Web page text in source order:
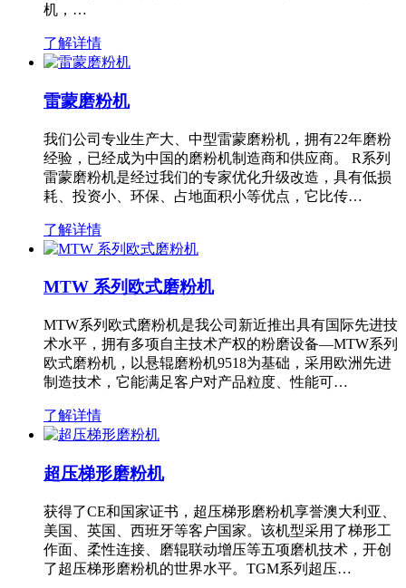
机，…
了解详情
雷蒙磨粉机
我们公司专业生产大、中型雷蒙磨粉机，拥有22年磨粉
经验，已经成为中国的磨粉机制造商和供应商。 R系列
雷蒙磨粉机是经过我们的专家优化升级改造，具有低损
耗、投资小、环保、占地面积小等优点，它比传…
了解详情
MTW 系列欧式磨粉机
MTW系列欧式磨粉机是我公司新近推出具有国际先进技
术水平，拥有多项自主技术产权的粉磨设备—MTW系列
欧式磨粉机，以悬辊磨粉机9518为基础，采用欧洲先进
制造技术，它能满足客户对产品粒度、性能可…
了解详情
超压梯形磨粉机
获得了CE和国家证书，超压梯形磨粉机享誉澳大利亚、
美国、英国、西班牙等客户国家。该机型采用了梯形工
作面、柔性连接、磨辊联动增压等五项磨机技术，开创
了超压梯形磨粉机的世界水平。TGM系列超压…